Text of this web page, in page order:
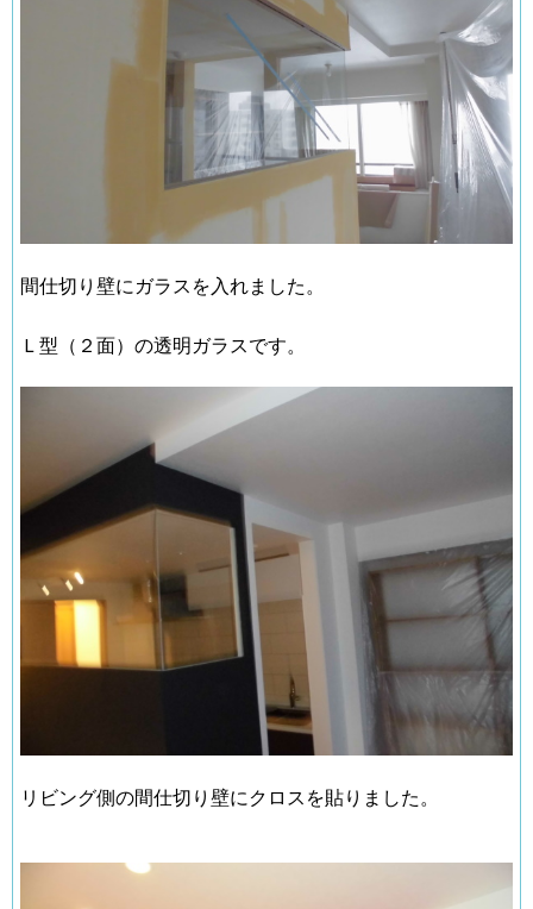
間仕切り壁にガラスを入れました。
Ｌ型（２面）の透明ガラスです。
リビング側の間仕切り壁にクロスを貼りました。